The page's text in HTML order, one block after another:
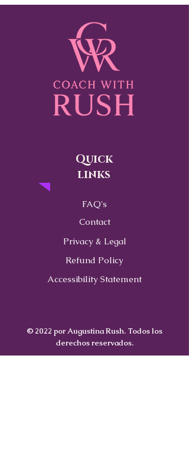
Quick
links
FAQ's
Contact
Privacy & Legal
Refund Policy
Accessibility Statement
© 2022 por Augustina Rush. Todos los
derechos reservados.